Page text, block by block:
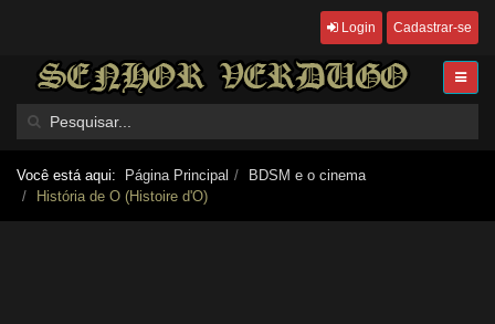
Login Cadastrar-se
Você está aqui: Página Principal
BDSM e o cinema
História de O (Histoire d'O)